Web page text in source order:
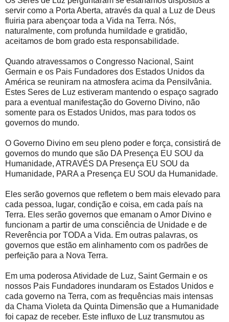
servir como a Porta Aberta, através da qual a Luz de Deus
fluiria para abençoar toda a Vida na Terra. Nós,
naturalmente, com profunda humildade e gratidão,
aceitamos de bom grado esta responsabilidade.
Quando atravessamos o Congresso Nacional, Saint
Germain e os Pais Fundadores dos Estados Unidos da
América se reuniram na atmosfera acima da Pensilvânia.
Estes Seres de Luz estiveram mantendo o espaço sagrado
para a eventual manifestação do Governo Divino, não
somente para os Estados Unidos, mas para todos os
governos do mundo.
O Governo Divino em seu pleno poder e força, consistirá de
governos do mundo que são DA Presença EU SOU da
Humanidade, ATRAVÉS DA Presença EU SOU da
Humanidade, PARA a Presença EU SOU da Humanidade.
Eles serão governos que refletem o bem mais elevado para
cada pessoa, lugar, condição e coisa, em cada país na
Terra. Eles serão governos que emanam o Amor Divino e
funcionam a partir de uma consciência de Unidade e de
Reverência por TODA a Vida. Em outras palavras, os
governos que estão em alinhamento com os padrões de
perfeição para a Nova Terra.
Em uma poderosa Atividade de Luz, Saint Germain e os
nossos Pais Fundadores inundaram os Estados Unidos e
cada governo na Terra, com as frequências mais intensas
da Chama Violeta da Quinta Dimensão que a Humanidade
foi capaz de receber. Este influxo de Luz transmutou as